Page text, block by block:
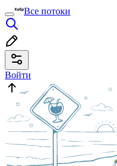
Все потоки
Войти